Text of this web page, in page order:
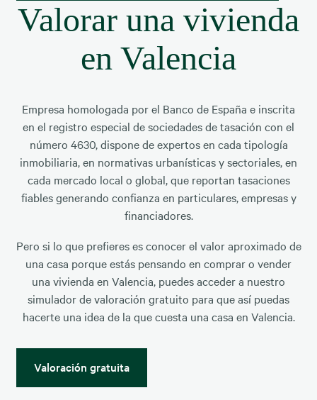
Valorar una vivienda
en Valencia
Empresa homologada por el Banco de España e inscrita
en el registro especial de sociedades de tasación con el
número 4630, dispone de expertos en cada tipología
inmobiliaria, en normativas urbanísticas y sectoriales, en
cada mercado local o global, que reportan tasaciones
fiables generando confianza en particulares, empresas y
financiadores.
Pero si lo que prefieres es conocer el valor aproximado de
una casa porque estás pensando en comprar o vender
una vivienda en Valencia, puedes acceder a nuestro
simulador de valoración gratuito para que así puedas
hacerte una idea de la que cuesta una casa en Valencia.
Valoración gratuita